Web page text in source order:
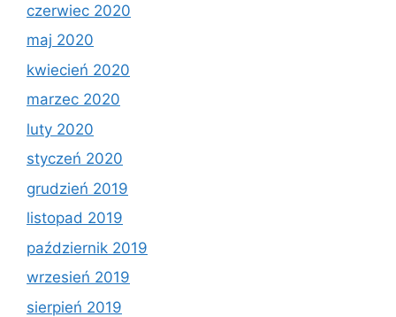
czerwiec 2020
maj 2020
kwiecień 2020
marzec 2020
luty 2020
styczeń 2020
grudzień 2019
listopad 2019
październik 2019
wrzesień 2019
sierpień 2019